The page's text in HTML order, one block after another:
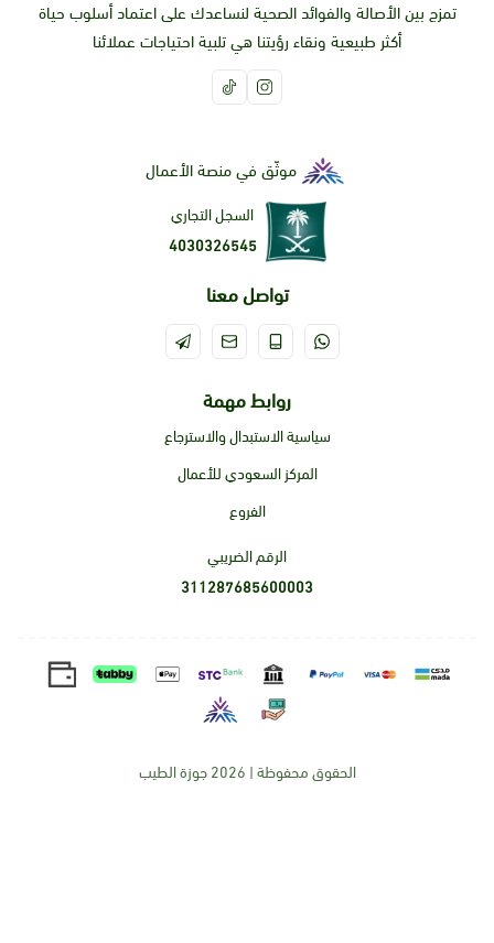
تمزج بين الأصالة والفوائد الصحية لنساعدك على اعتماد أسلوب حياة
أكثر طبيعية ونقاء رؤيتنا هي تلبية احتياجات عملائنا
موثّق في منصة الأعمال
السجل التجاري
4030326545
تواصل معنا
روابط مهمة
سياسية الاستبدال والاسترجاع
المركز السعودي للأعمال
الفروع
الرقم الضريبي
311287685600003
الحقوق محفوظة | 2026 جوزة الطيب